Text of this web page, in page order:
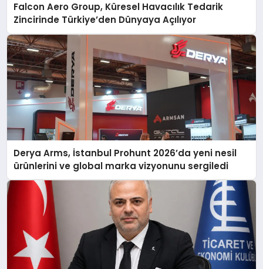
Falcon Aero Group, Küresel Havacılık Tedarik
Zincirinde Türkiye’den Dünyaya Açılıyor
Derya Arms, İstanbul Prohunt 2026’da yeni nesil
ürünlerini ve global marka vizyonunu sergiledi